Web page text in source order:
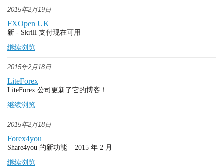
2015年2月19日
FXOpen UK
新 - Skrill 支付现在可用
继续浏览
2015年2月18日
LiteForex
LiteForex 公司更新了它的博客！
继续浏览
2015年2月18日
Forex4you
Share4you 的新功能 – 2015 年 2 月
继续浏览